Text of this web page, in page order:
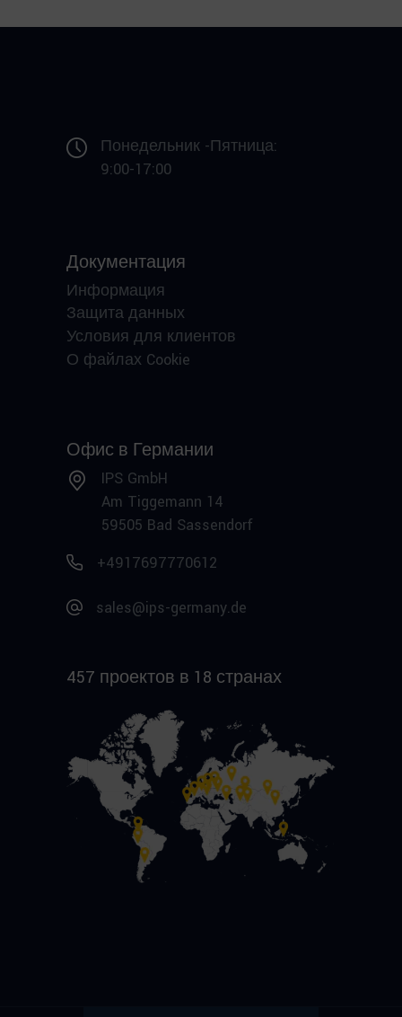
Понедельник -Пятница:
9:00-17:00
Документация
Информация
Защита данных
Условия для клиентов
О файлах Cookie
Офис в Германии
IPS GmbH
Am Tiggemann 14
59505 Bad Sassendorf
+4917697770612
sales@ips-germany.de
457 проектов в 18 странах